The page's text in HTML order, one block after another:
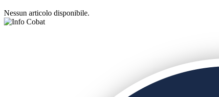
Nessun articolo disponibile.